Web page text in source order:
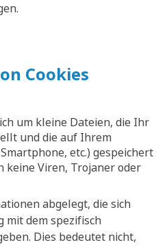
Cookies
um kleine Dateien, die Ihr
und die auf Ihrem
etc.) gespeichert
keine Viren, Trojaner oder
abgelegt, die sich
mit dem spezifisch
Dies bedeutet nicht,